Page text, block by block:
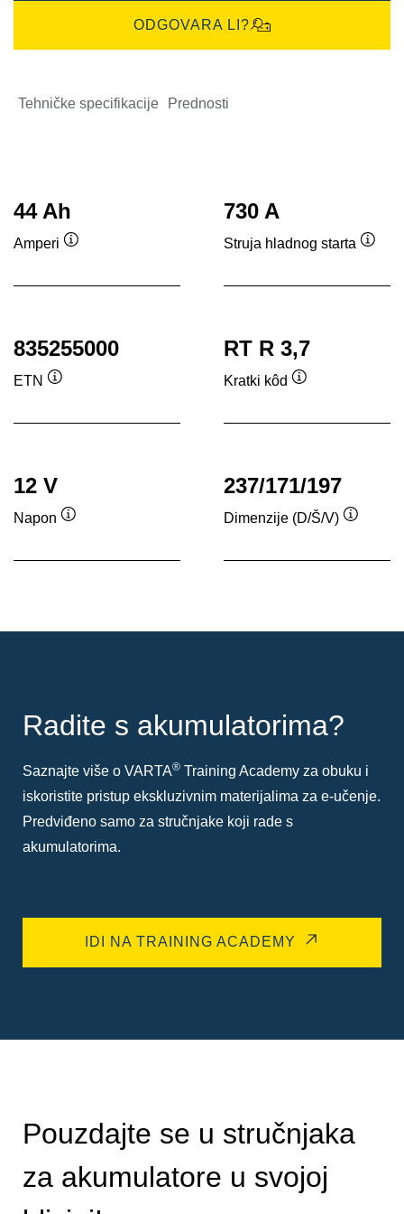
ODGOVARA LI?
Tehničke specifikacije Prednosti
44 Ah
Amperi
730 A
Struja hladnog starta
835255000
ETN
RT R 3,7
Kratki kôd
12 V
Napon
237/171/197
Dimenzije (D/Š/V)
Radite s akumulatorima?
Saznajte više o VARTA® Training Academy za obuku i
iskoristite pristup ekskluzivnim materijalima za e-učenje.
Predviđeno samo za stručnjake koji rade s
akumulatorima.
IDI NA TRAINING ACADEMY
Pouzdajte se u stručnjaka
za akumulatore u svojoj